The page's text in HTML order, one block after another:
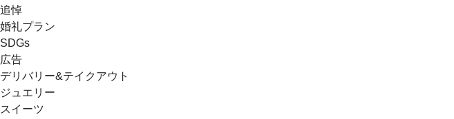
追悼
婚礼プラン
SDGs
広告
デリバリー&テイクアウト
ジュエリー
スイーツ